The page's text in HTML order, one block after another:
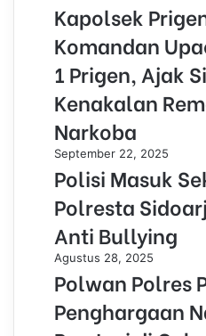
Kapolsek
Komandan
1 Prigen, Ajak
Kenakalan
Narkoba
September 22, 2025
Polisi Masuk
Polresta
Anti Bullying
Agustus 28, 2025
Polwan Polres
Penghargaan